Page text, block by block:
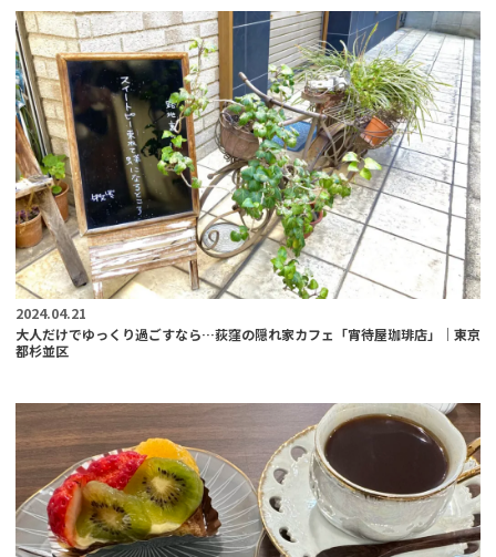
2024.04.21
大人だけでゆっくり過ごすなら…荻窪の隠れ家カフェ「宵待屋珈琲店」｜東京
都杉並区